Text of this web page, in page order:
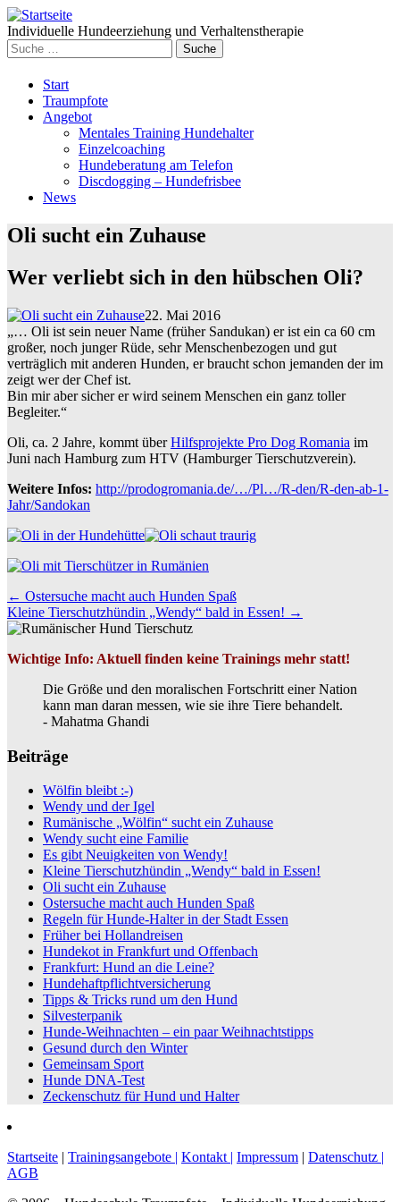
Individuelle Hundeerziehung und Verhaltenstherapie
Suche
nach:
Weiter
zum
Inhalt
Start
Traumpfote
Angebot
Mentales Training Hundehalter
Einzelcoaching
Hundeberatung am Telefon
Discdogging – Hundefrisbee
News
Oli sucht ein Zuhause
Wer verliebt sich in den hübschen Oli?
22. Mai 2016
„… Oli ist sein neuer Name (früher Sandukan) er ist ein ca 60 cm
großer, noch junger Rüde, sehr Menschenbezogen und gut
verträglich mit anderen Hunden, er braucht schon jemanden der im
zeigt wer der Chef ist.
Bin mir aber sicher er wird seinem Menschen ein ganz toller
Begleiter.“
Oli, ca. 2 Jahre, kommt überHilfsprojekte Pro Dog Romania im
Juni nach Hamburg zum HTV (Hamburger Tierschutzverein).
Weitere Infos: http://prodogromania.de/…/Pl…/R-den/R-den-ab-1-
Jahr/Sandokan
Beitrags
Navigation
← Ostersuche macht auch Hunden Spaß
Kleine Tierschutzhündin „Wendy“ bald in Essen! →
Wichtige Info: Aktuell finden keine Trainings mehr statt!
Die Größe und den moralischen Fortschritt einer Nation
kann man daran messen, wie sie ihre Tiere behandelt.
- Mahatma Ghandi
Beiträge
Wölfin bleibt :-)
Wendy und der Igel
Rumänische „Wölfin“ sucht ein Zuhause
Wendy sucht eine Familie
Es gibt Neuigkeiten von Wendy!
Kleine Tierschutzhündin „Wendy“ bald in Essen!
Oli sucht ein Zuhause
Ostersuche macht auch Hunden Spaß
Regeln für Hunde-Halter in der Stadt Essen
Früher bei Hollandreisen
Hundekot in Frankfurt und Offenbach
Frankfurt: Hund an die Leine?
Hundehaftpflichtversicherung
Tipps & Tricks rund um den Hund
Silvesterpanik
Hunde-Weihnachten – ein paar Weihnachtstipps
Gesund durch den Winter
Gemeinsam Sport
Hunde DNA-Test
Zeckenschutz für Hund und Halter
Startseite | Trainingsangebote | Kontakt | Impressum | Datenschutz |
AGB